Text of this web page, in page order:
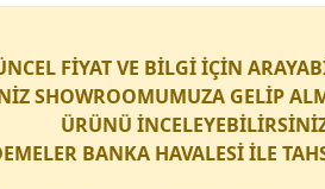
FİYAT VE BİLGİ İÇİN
SHOWROOMUMUZA GELİP
ÜRÜNÜ
BANKA HAVALESİ İLE